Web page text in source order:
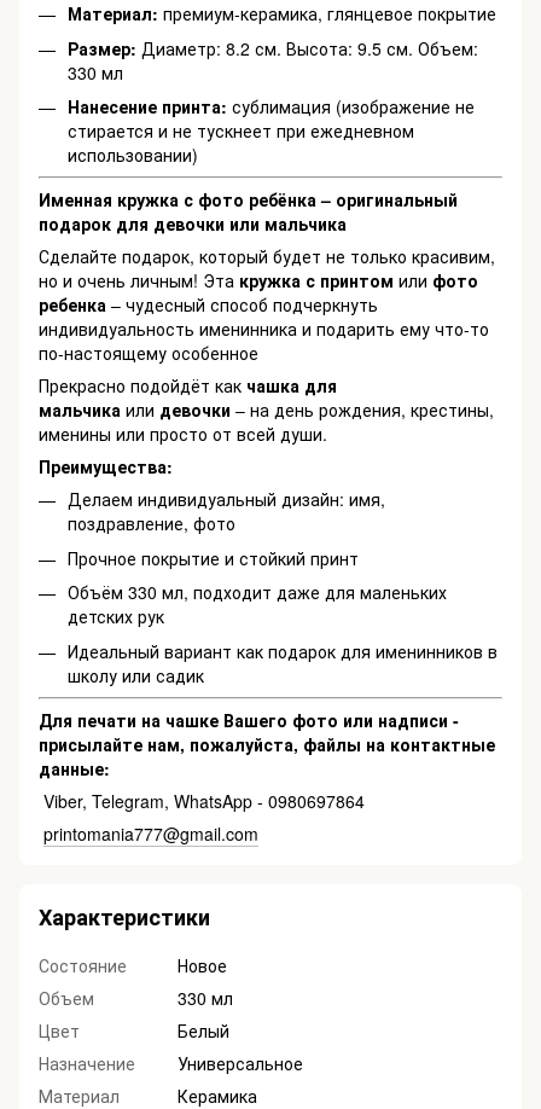
Материал: премиум-керамика, глянцевое покрытие
Размер: Диаметр: 8.2 см. Высота: 9.5 см. Объем:
330 мл
Нанесение принта: сублимация (изображение не
стирается и не тускнеет при ежедневном
использовании)
Именная кружка с фото ребёнка – оригинальный
подарок для девочки или мальчика
Сделайте подарок, который будет не только красивим,
но и очень личным! Эта кружка с принтом или фото
ребенка – чудесный способ подчеркнуть
индивидуальность именинника и подарить ему что-то
по-настоящему особенное
Прекрасно подойдёт как чашка для
мальчика или девочки – на день рождения, крестины,
именины или просто от всей души.
Преимущества:
Делаем индивидуальный дизайн: имя,
поздравление, фото
Прочное покрытие и стойкий принт
Объём 330 мл, подходит даже для маленьких
детских рук
Идеальный вариант как подарок для именинников в
школу или садик
Для печати на чашке Вашего фото или надписи -
присылайте нам, пожалуйста, файлы на контактные
данные:
Viber, Telegram, WhatsApp - 0980697864
printomania777@gmail.com
Характеристики
Состояние
Новое
Объем
330 мл
Цвет
Белый
Назначение
Универсальное
Материал
Керамика